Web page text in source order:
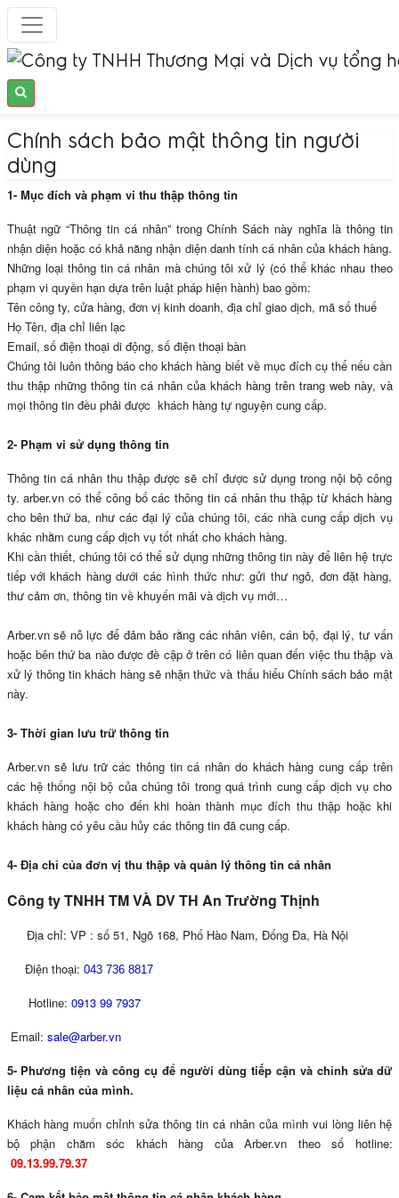
Chính sách bảo mật thông tin người
dùng
1- Mục đích và phạm vi thu thập thông tin
Thuật ngữ “Thông tin cá nhân” trong Chính Sách này nghĩa là thông tin
nhận diện hoặc có khả năng nhận diện danh tính cá nhân của khách hàng.
Những loại thông tin cá nhân mà chúng tôi xử lý (có thể khác nhau theo
phạm vi quyền hạn dựa trên luật pháp hiện hành) bao gồm:
Tên công ty, cửa hàng, đơn vị kinh doanh, địa chỉ giao dịch, mã số thuế
Họ Tên, địa chỉ liên lạc
Email, số điện thoại di động, số điện thoại bàn
Chúng tôi luôn thông báo cho khách hàng biết về mục đích cụ thể nếu cần
thu thập những thông tin cá nhân của khách hàng trên trang web này, và
mọi thông tin đều phải được khách hàng tự nguyện cung cấp.
2- Phạm vi sử dụng thông tin
Thông tin cá nhân thu thập được sẽ chỉ được sử dụng trong nội bộ công
ty. arber.vn có thể công bố các thông tin cá nhân thu thập từ khách hàng
cho bên thứ ba, như các đại lý của chúng tôi, các nhà cung cấp dịch vụ
khác nhằm cung cấp dịch vụ tốt nhất cho khách hàng.
Khi cần thiết, chúng tôi có thể sử dụng những thông tin này để liên hệ trực
tiếp với khách hàng dưới các hình thức như: gửi thư ngỏ, đơn đặt hàng,
thư cảm ơn, thông tin về khuyến mãi và dịch vụ mới…
Arber.vn sẽ nỗ lực để đảm bảo rằng các nhân viên, cán bộ, đại lý, tư vấn
hoặc bên thứ ba nào được đề cập ở trên có liên quan đến việc thu thập và
xử lý thông tin khách hàng sẽ nhận thức và thấu hiểu Chính sách bảo mật
này.
3- Thời gian lưu trữ thông tin
Arber.vn sẽ lưu trữ các thông tin cá nhân do khách hàng cung cấp trên
các hệ thống nội bộ của chúng tôi trong quá trình cung cấp dịch vụ cho
khách hàng hoặc cho đến khi hoàn thành mục đích thu thập hoặc khi
khách hàng có yêu cầu hủy các thông tin đã cung cấp.
4- Địa chỉ của đơn vị thu thập và quản lý thông tin cá nhân
Công ty TNHH TM VÀ DV TH An Trường Thịnh
Địa chỉ: VP : số 51, Ngõ 168, Phố Hào Nam, Đống Đa, Hà Nội
Điện thoại: 043 736 8817
Hotline: 0913 99 7937
Email: sale@arber.vn
5- Phương tiện và công cụ để người dùng tiếp cận và chỉnh sửa dữ
liệu cá nhân của mình.
Khách hàng muốn chỉnh sửa thông tin cá nhân của mình vui lòng liên hệ
bộ phận chăm sóc khách hàng của Arber.vn theo số hotline:
09.13.99.79.37